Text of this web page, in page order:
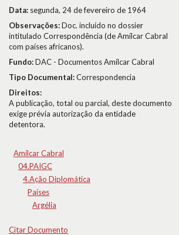
Data: segunda, 24 de fevereiro de 1964
Observações:Doc. incluído no dossier
intitulado Correspondência (de Amílcar Cabral
com países africanos).
Fundo:DAC - Documentos Amílcar Cabral
Tipo Documental:Correspondencia
Direitos:
A publicação, total ou parcial, deste documento
exige prévia autorização da entidade
detentora.
Amílcar Cabral
04.PAIGC
4.Ação Diplomática
Países
Argélia
Citar Documento